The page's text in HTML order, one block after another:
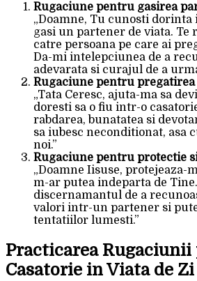
Rugaciune pentru gasirea
„Doamne, Tu cunosti
gasi un partener de viata. Te
catre persoana pe care ai
Da-mi intelepciunea de a
adevarata si curajul de a
Rugaciune pentru pregatirea
„Tata Ceresc, ajuta-ma sa
doresti sa o fiu intr-o
rabdarea, bunatatea si
sa iubesc neconditionat, asa
noi.”
Rugaciune pentru protectie
„Doamne Iisuse, protejeaza-
m-ar putea indeparta de
discernamantul de a
valori intr-un partener si
tentatiilor lumesti.”
Practicarea
Casatorie in Viata de